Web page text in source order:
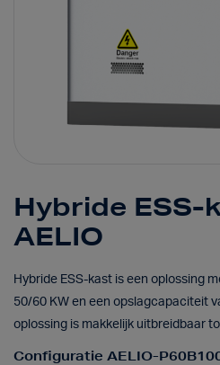
Hybride ESS-
AELIO
Hybride ESS-kast is een oplossing
50/60 KW en een opslagcapaciteit
oplossing is makkelijk uitbreidbaar
Configuratie AELIO-